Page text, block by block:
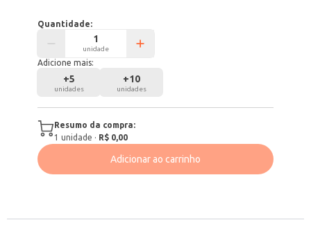
Quantidade:
unidade
Adicione mais:
+5
unidades
+10
unidades
Resumo da compra:
1 unidade · R$ 0,00
Adicionar ao carrinho